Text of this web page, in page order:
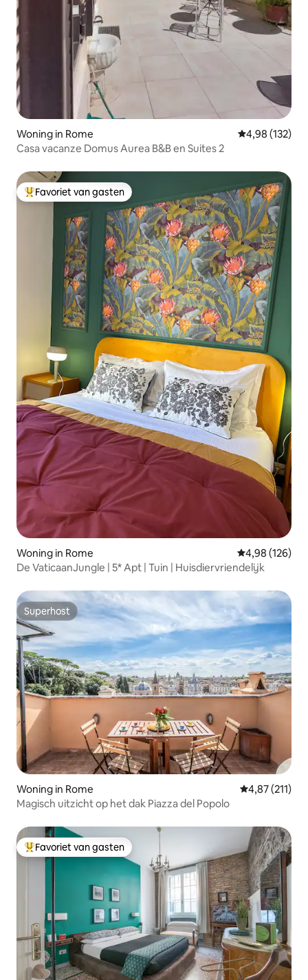
Woning in Rome Gemiddelde
4,98 (132)
Casa vacanze Domus Aurea B&B en Suites 2
Topfavoriet van gasten
Favoriet van gasten
Woning in Rome Gemiddelde
4,98 (126)
De VaticaanJungle | 5* Apt | Tuin | Huisdiervriendelijk
Superhost
Superhost
Woning in Rome Gemiddelde
4,87 (211)
Magisch uitzicht op het dak Piazza del Popolo
Topfavoriet van gasten
Favoriet van gasten